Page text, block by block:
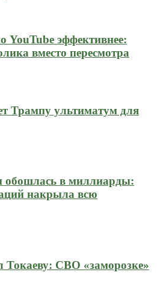
YouTube эффективнее:
вместо пересмотра
Трампу ультиматум для
обошлась в миллиарды:
накрыла всю
Токаеву: СВО «заморозке»